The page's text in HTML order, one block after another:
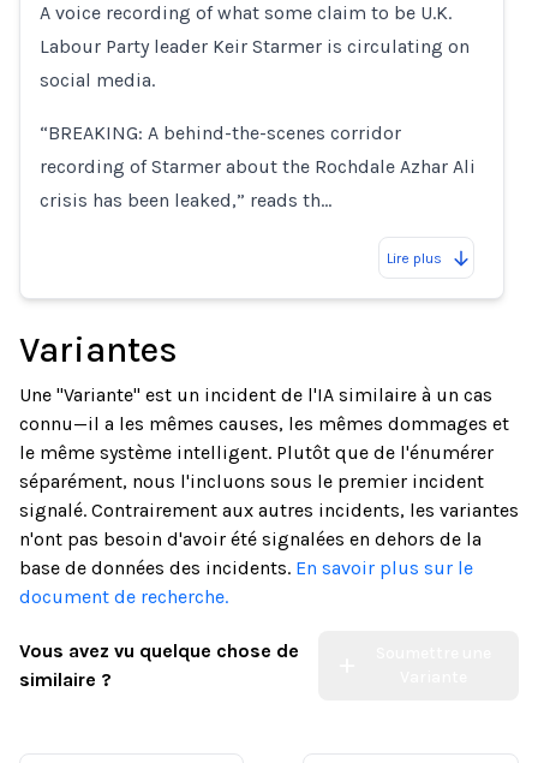
A voice recording of what some claim to be U.K.
Labour Party leader Keir Starmer is circulating on
social media.
“BREAKING: A behind-the-scenes corridor
recording of Starmer about the Rochdale Azhar Ali
crisis has been leaked,” reads th…
Lire plus
Variantes
Une "Variante" est un incident de l'IA similaire à un cas
connu—il a les mêmes causes, les mêmes dommages et
le même système intelligent. Plutôt que de l'énumérer
séparément, nous l'incluons sous le premier incident
signalé. Contrairement aux autres incidents, les variantes
n'ont pas besoin d'avoir été signalées en dehors de la
base de données des incidents. En savoir plus sur le
document de recherche.
Vous avez vu quelque chose de
similaire ?